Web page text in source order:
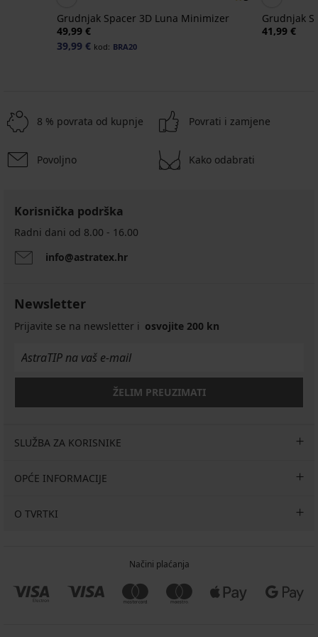
Grudnjak Spacer 3D Luna Minimizer
49,99 €
39,99 € kod: BRA20
Grudnjak
41,99 €
8 % povrata od kupnje Povrati i zamjene
Povoljno Kako odabrati
Korisnička podrška
Radni dani od 8.00 - 16.00
info@astratex.hr
Newsletter
Prijavite se na newsletter i osvojite 200 kn
ŽELIM PREUZIMATI
SLUŽBA ZA KORISNIKE
OPĆE INFORMACIJE
O TVRTKI
Načini plaćanja